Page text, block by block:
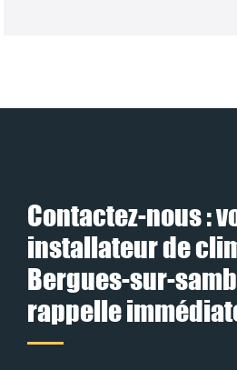
Contactez-nous :
installateur de
Bergues-sur-
rappelle